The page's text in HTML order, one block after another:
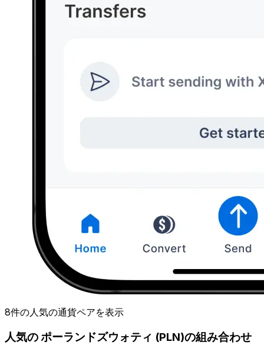
8件の人気の通貨ペアを表示
人気の ポーランドズウォティ (PLN)の組み合わせ